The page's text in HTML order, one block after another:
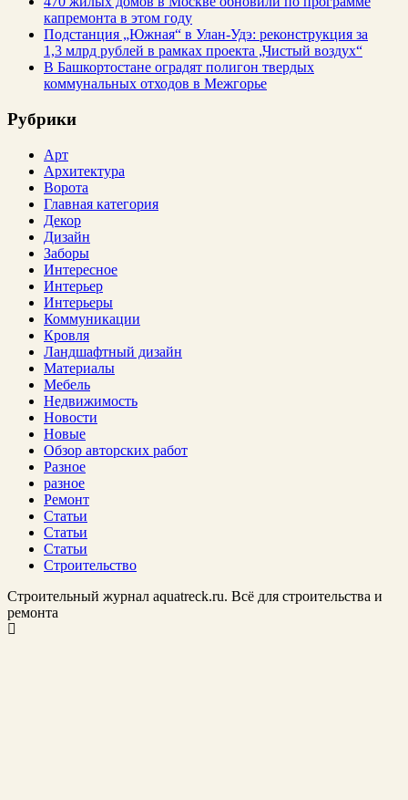
капремонта в этом году
Подстанция „Южная“ в Улан‑Удэ: реконструкция за
1,3 млрд рублей в рамках проекта „Чистый воздух“
В Башкортостане оградят полигон твердых
коммунальных отходов в Межгорье
Рубрики
Арт
Архитектура
Ворота
Главная категория
Декор
Дизайн
Заборы
Интересное
Интерьер
Интерьеры
Коммуникации
Кровля
Ландшафтный дизайн
Материалы
Мебель
Недвижимость
Новости
Новые
Обзор авторских работ
Разное
разное
Ремонт
Статьи
Статьи
Статьи
Строительство
Строительный журнал aquatreck.ru. Всё для строительства и
ремонта